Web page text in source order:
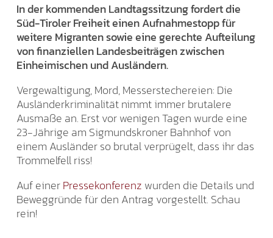
In der kommenden Landtagssitzung fordert die
Süd-Tiroler Freiheit einen Aufnahmestopp für
weitere Migranten sowie eine gerechte Aufteilung
von finanziellen Landesbeiträgen zwischen
Einheimischen und Ausländern.
Vergewaltigung, Mord, Messerstechereien: Die
Ausländerkriminalität nimmt immer brutalere
Ausmaße an. Erst vor wenigen Tagen wurde eine
23-Jährige am Sigmundskroner Bahnhof von
einem Ausländer so brutal verprügelt, dass ihr das
Trommelfell riss!
Auf einerPressekonferenz wurden die Details und
Beweggründe für den Antrag vorgestellt. Schau
rein!